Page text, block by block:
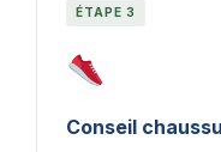
ÉTAPE 3
Conseil